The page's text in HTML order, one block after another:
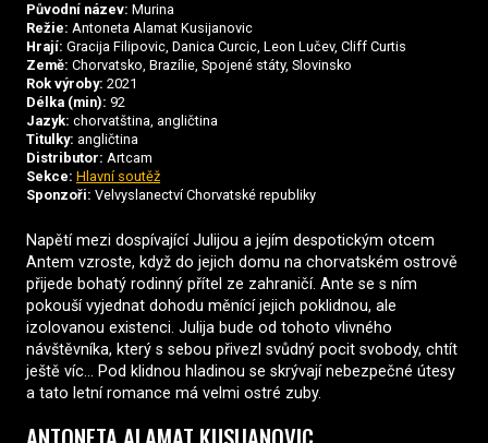
Původní název: Murina
Režie: Antoneta Alamat Kusijanovic
Hrají: Gracija Filipovic, Danica Curcic, Leon Lučev, Cliff Curtis
Země: Chorvatsko, Brazílie, Spojené státy, Slovinsko
Rok výroby: 2021
Délka (min): 92
Jazyk: chorvatština, angličtina
Titulky: angličtina
Distributor: Artcam
Sekce: Hlavní soutěž
Sponzoři: Velvyslanectví Chorvatské republiky
Napětí mezi dospívající Julijou a jejím despotickým otcem
Antem vzroste, když do jejich domu na chorvatském ostrově
přijede bohatý rodinný přítel ze zahraničí. Ante se s ním
pokouší vyjednat dohodu měnící jejich poklidnou, ale
izolovanou existenci. Julija bude od tohoto vlivného
návštěvníka, který s sebou přivezl svůdný pocit svobody, chtít
ještě víc… Pod klidnou hladinou se skrývají nebezpečné útesy
a tato letní romance má velmi ostré zuby.